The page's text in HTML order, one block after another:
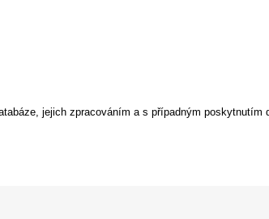
jejich zpracováním a s případným poskytnutím